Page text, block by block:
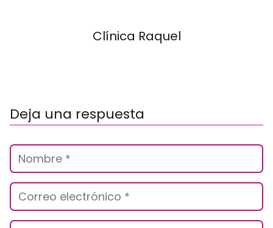
Clínica Raquel
Deja una respuesta